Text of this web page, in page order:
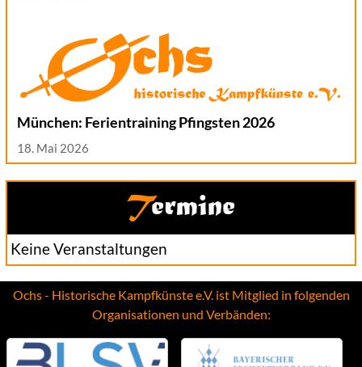
München: Ferientraining Pfingsten 2026
18. Mai 2026
Termine
Keine Veranstaltungen
Ochs - Historische Kampfkünste e.V. ist Mitglied in folgenden
Organisationen und Verbänden: